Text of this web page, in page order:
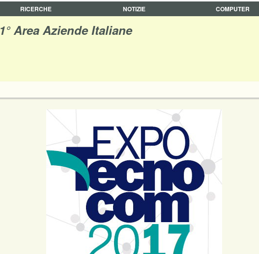
RICERCHE NOTIZIE COMPUTER
1° Area Aziende Italiane